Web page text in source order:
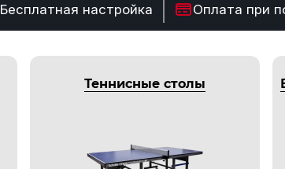
Бесплатная настройка Оплата при
Теннисные столы